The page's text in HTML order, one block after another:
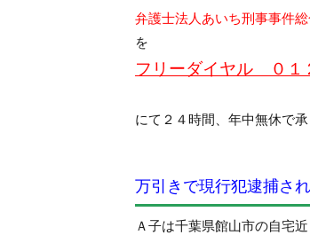
弁護士法人あいち刑事事件
を
フリーダイヤル ０１
にて２４時間、年中無休で承
万引きで現行犯逮捕さ
Ａ子は千葉県館山市の自宅